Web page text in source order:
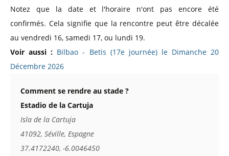
Notez que la date et l'horaire n'ont pas encore été
confirmés. Cela signifie que la rencontre peut être décalée
au vendredi 16, samedi 17, ou lundi 19.
Voir aussi : Bilbao - Betis (17e journée) le Dimanche 20
Décembre 2026
Comment se rendre au stade ?
Estadio de la Cartuja
Isla de la Cartuja
41092, Séville, Espagne
37.4172240, -6.0046450